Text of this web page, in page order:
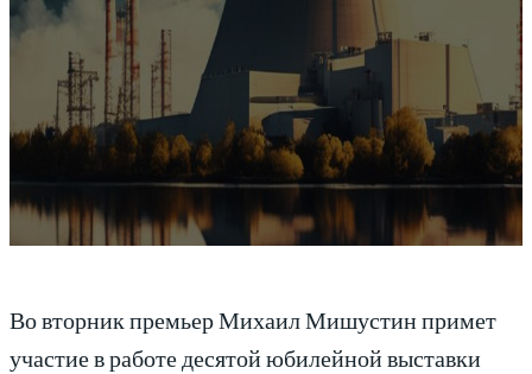
Во вторник премьер Михаил Мишустин примет
участие в работе десятой юбилейной выставки